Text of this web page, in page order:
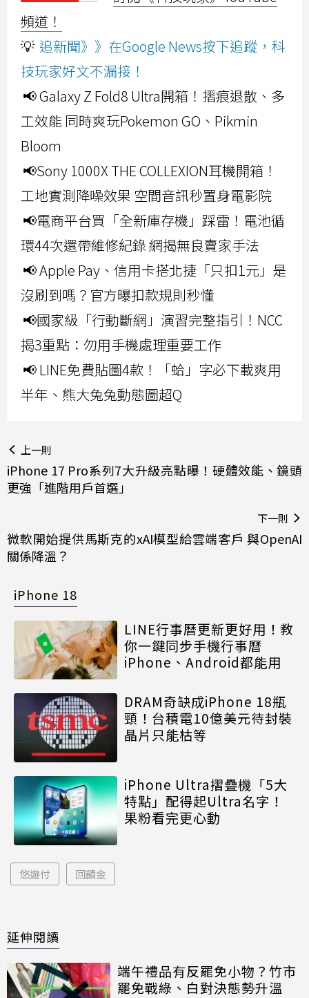
頻道！
💡 追新聞》》在Google News按下追蹤，科
技玩家好文不漏接！
📢 Galaxy Z Fold8 Ultra開箱！摺痕退散、多
工效能 同時爽玩Pokemon GO、Pikmin
Bloom
📢Sony 1000X THE COLLEXION耳機開箱！
工地實測降噪效果 空間音訊秒置身電影院
📢電商平台買「全新庫存機」踩雷！電池循
環44次還帶維修紀錄 網揭無良賣家手法
📢 Apple Pay、信用卡搭北捷「只扣1元」是
沒刷到嗎？官方曝扣款規則秒懂
📢國家級「行動斷網」演習完整指引！NCC
揭3重點：勿用手機處理重要工作
📢 LINE免費貼圖4款！「蛤」字必下載爽用
半年、熊大兔兔動態圖超Q
上一則
iPhone 17 Pro系列7大升級亮點曝！硬體效能、鏡頭
更強「進階用戶首選」
下一則
微軟開始提供馬斯克的xAI模型給雲端客戶 與OpenAI
關係降溫？
iPhone 18
LINE行事曆更新更好用！教
你一鍵同步手機行事曆
iPhone、Android都能用
DRAM奇缺成iPhone 18瓶
頸！台積電10億美元待封裝
晶片只能枯等
iPhone Ultra摺疊機「5大
特點」配得起Ultra名字！
果粉看完更心動
悠遊付 回饋金
延伸閱讀
端午禮品有反罷免小物？竹市
罷免戰綠、白對決態勢升溫